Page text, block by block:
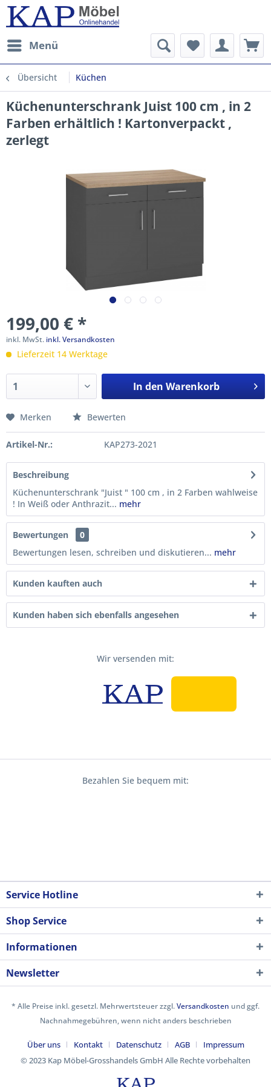
Menü
Übersicht Küchen
Küchenunterschrank Juist 100 cm , in 2
Farben erhältlich ! Kartonverpackt ,
zerlegt
199,00 € *
inkl. MwSt. inkl. Versandkosten
Lieferzeit 14 Werktage
In den Warenkorb
Merken Bewerten
Artikel-Nr.: KAP273-2021
Beschreibung
Küchenunterschrank "Juist " 100 cm , in 2 Farben wahlweise
! In Weiß oder Anthrazit... mehr
Bewertungen
0
Bewertungen lesen, schreiben und diskutieren... mehr
Kunden kauften auch
Kunden haben sich ebenfalls angesehen
Wir versenden mit:
Bezahlen Sie bequem mit:
Service Hotline
Shop Service
Informationen
Newsletter
* Alle Preise inkl. gesetzl. Mehrwertsteuer zzgl.Versandkosten und ggf.
Nachnahmegebühren, wenn nicht anders beschrieben
Über uns Kontakt Datenschutz AGB
Impressum
© 2023 Kap Möbel-Grosshandels GmbH Alle Rechte vorbehalten